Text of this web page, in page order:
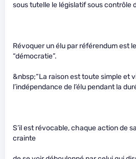
sous tutelle le législatif sous contrôle
Révoquer un élu par référendum est
“démocratie”.
&nbsp;“La raison est toute simple et
l’indépendance de l’élu pendant la
S’il est révocable, chaque action de
crainte